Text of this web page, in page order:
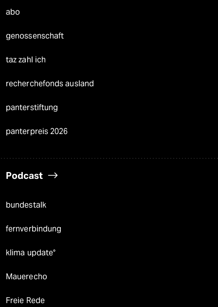
abo
genossenschaft
taz zahl ich
recherchefonds ausland
panterstiftung
panterpreis 2026
Podcast
bundestalk
fernverbindung
klima update°
Mauerecho
Freie Rede